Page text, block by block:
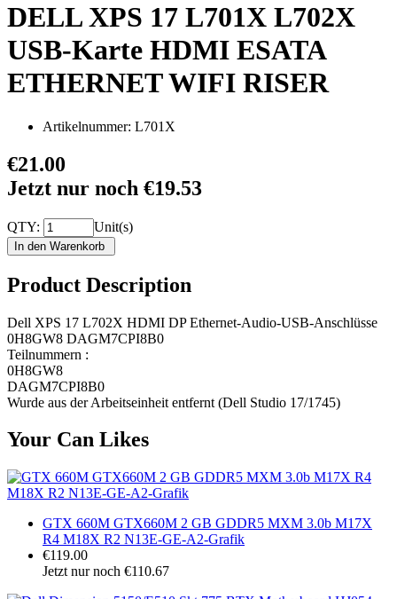
DELL XPS 17 L701X L702X
USB-Karte HDMI ESATA
ETHERNET WIFI RISER
Artikelnummer: L701X
€21.00
Jetzt nur noch €19.53
QTY: Unit(s)
Product Description
Dell XPS 17 L702X HDMI DP Ethernet-Audio-USB-Anschlüsse
0H8GW8 DAGM7CPI8B0
Teilnummern :
0H8GW8
DAGM7CPI8B0
Wurde aus der Arbeitseinheit entfernt (Dell Studio 17/1745)
Your Can Likes
GTX 660M GTX660M 2 GB GDDR5 MXM 3.0b M17X
R4 M18X R2 N13E-GE-A2-Grafik
€119.00
Jetzt nur noch €110.67